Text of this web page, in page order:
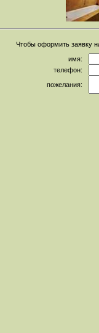
Чтобы оформить заявку
имя:
телефон:
пожелания: